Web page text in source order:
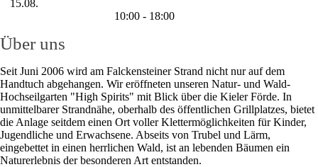
15.08.
10:00 - 18:00
Über uns
Seit Juni 2006 wird am Falckensteiner Strand nicht nur auf dem
Handtuch abgehangen. Wir eröffneten unseren Natur- und Wald-
Hochseilgarten "High Spirits" mit Blick über die Kieler Förde. In
unmittelbarer Strandnähe, oberhalb des öffentlichen Grillplatzes, bietet
die Anlage seitdem einen Ort voller Klettermöglichkeiten für Kinder,
Jugendliche und Erwachsene. Abseits von Trubel und Lärm,
eingebettet in einen herrlichen Wald, ist an lebenden Bäumen ein
Naturerlebnis der besonderen Art entstanden.